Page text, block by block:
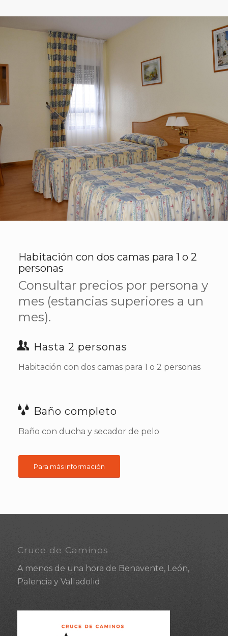
Habitación con dos camas para 1 o 2
personas
Consultar precios por persona y
mes (estancias superiores a un
mes).
Hasta 2 personas
Habitación con dos camas para 1 o 2 personas
Baño completo
Baño con ducha y secador de pelo
Para más información
Cruce de Caminos
A menos de una hora de Benavente, León,
Palencia y Valladolid